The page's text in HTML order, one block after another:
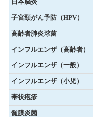
日本脳炎
子宮頸がん予防（HPV）
高齢者肺炎球菌
インフルエンザ（高齢者）
インフルエンザ（一般）
インフルエンザ（小児）
帯状疱疹
髄膜炎菌